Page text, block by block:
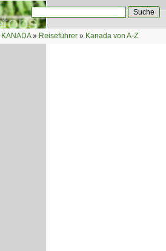
Suchformular
KANADA» Reiseführer » Kanada von A-Z